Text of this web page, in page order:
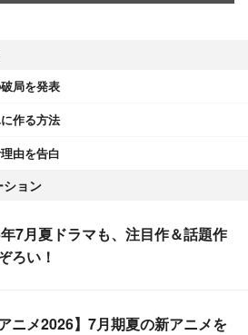
局を発表
作る方法
由を告白
ョン
7月夏ドラマも、注目作＆話題作
ろい！
アニメ2026】7月期夏の新アニメを